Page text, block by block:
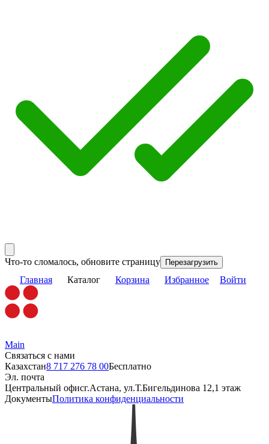
Что-то сломалось, обновите страницу Перезагрузить
Главная Каталог Корзина Избранное Войти
Main
Связаться с нами
Казахстан8 717 276 78 00Бесплатно
Эл. почта
Центральный офисг.Астана, ул.Т.Бигельдинова 12,1 этаж
ДокументыПолитика конфиденциальности